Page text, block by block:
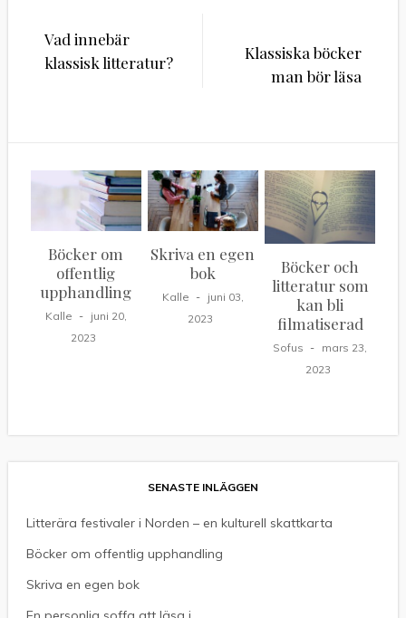
Inläggsnavigering
Vad innebär
klassisk litteratur?
Klassiska böcker
man bör läsa
Böcker om
offentlig
upphandling
Kalle
juni 20,
2023
Skriva en egen
bok
Kalle
juni 03,
2023
Böcker och
litteratur som
kan bli
filmatiserad
Sofus
mars 23,
2023
SENASTE INLÄGGEN
Litterära festivaler i Norden – en kulturell skattkarta
Böcker om offentlig upphandling
Skriva en egen bok